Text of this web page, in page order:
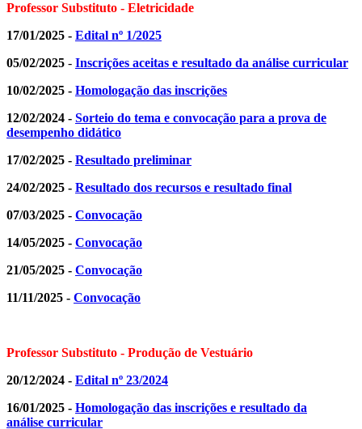
Professor Substituto - Eletricidade
17/01/2025 - Edital nº 1/2025
05/02/2025 - Inscrições aceitas e resultado da análise curricular
10/02/2025 - Homologação das inscrições
12/02/2024 - Sorteio do tema e convocação para a prova de
desempenho didático
17/02/2025 - Resultado preliminar
24/02/2025 - Resultado dos recursos e resultado final
07/03/2025 - Convocação
14/05/2025 - Convocação
21/05/2025 - Convocação
11/11/2025 - Convocação
Professor Substituto - Produção de Vestuário
20/12/2024 - Edital nº 23/2024
16/01/2025 - Homologação das inscrições e resultado da
análise curricular